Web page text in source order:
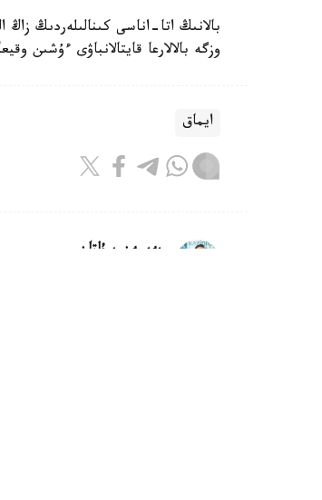
بالانىڭ اتا-اناسى كىنالىلەردىڭ
وزگە بالالارعا قايتالانباۋى ءۇشىن
ايماق
بەيسەن سۇلتان